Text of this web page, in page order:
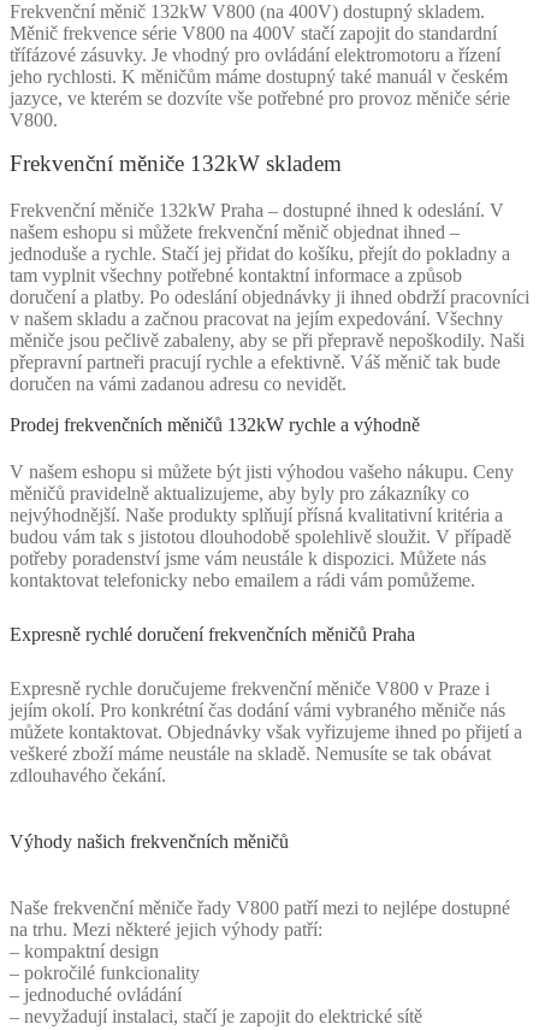
Frekvenční měnič 132kW V800 (na 400V) dostupný skladem.
Měnič frekvence série V800 na 400V stačí zapojit do standardní
třífázové zásuvky. Je vhodný pro ovládání elektromotoru a řízení
jeho rychlosti. K měničům máme dostupný také manuál v českém
jazyce, ve kterém se dozvíte vše potřebné pro provoz měniče série
V800.
Frekvenční měniče 132kW skladem
Frekvenční měniče 132kW Praha – dostupné ihned k odeslání. V
našem eshopu si můžete frekvenční měnič objednat ihned –
jednoduše a rychle. Stačí jej přidat do košíku, přejít do pokladny a
tam vyplnit všechny potřebné kontaktní informace a způsob
doručení a platby. Po odeslání objednávky ji ihned obdrží pracovníci
v našem skladu a začnou pracovat na jejím expedování. Všechny
měniče jsou pečlivě zabaleny, aby se při přepravě nepoškodily. Naši
přepravní partneři pracují rychle a efektivně. Váš měnič tak bude
doručen na vámi zadanou adresu co nevidět.
Prodej frekvenčních měničů 132kW rychle a výhodně
V našem eshopu si můžete být jisti výhodou vašeho nákupu. Ceny
měničů pravidelně aktualizujeme, aby byly pro zákazníky co
nejvýhodnější. Naše produkty splňují přísná kvalitativní kritéria a
budou vám tak s jistotou dlouhodobě spolehlivě sloužit. V případě
potřeby poradenství jsme vám neustále k dispozici. Můžete nás
kontaktovat telefonicky nebo emailem a rádi vám pomůžeme.
Expresně rychlé doručení frekvenčních měničů Praha
Expresně rychle doručujeme frekvenční měniče V800 v Praze i
jejím okolí. Pro konkrétní čas dodání vámi vybraného měniče nás
můžete kontaktovat. Objednávky však vyřizujeme ihned po přijetí a
veškeré zboží máme neustále na skladě. Nemusíte se tak obávat
zdlouhavého čekání.
Výhody našich frekvenčních měničů
Naše frekvenční měniče řady V800 patří mezi to nejlépe dostupné
na trhu. Mezi některé jejich výhody patří:
– kompaktní design
– pokročilé funkcionality
– jednoduché ovládání
– nevyžadují instalaci, stačí je zapojit do elektrické sítě